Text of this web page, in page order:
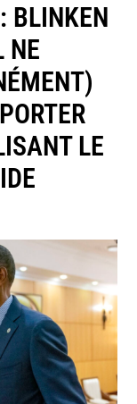
BLINKEN
NE
LE